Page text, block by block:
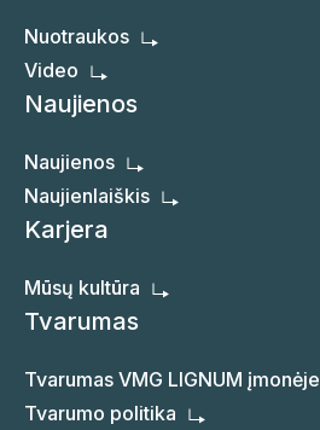
Nuotraukos
Video
Naujienos
Naujienos
Naujienlaiškis
Karjera
Mūsų kultūra
Tvarumas
Tvarumas VMG LIGNUM įmonėje
Tvarumo politika